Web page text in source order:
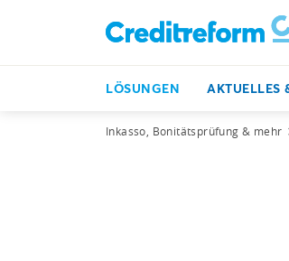
LÖSUNGEN AKTUELLES
Inkasso, Bonitätsprüfung & mehr